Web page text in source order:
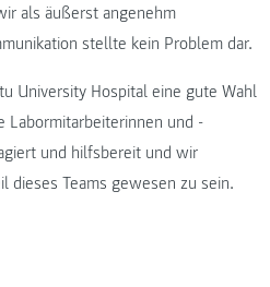
als äußerst angenehm
stellte kein Problem dar.
University Hospital eine gute Wahl
Labormitarbeiterinnen und -
und hilfsbereit und wir
dieses Teams gewesen zu sein.